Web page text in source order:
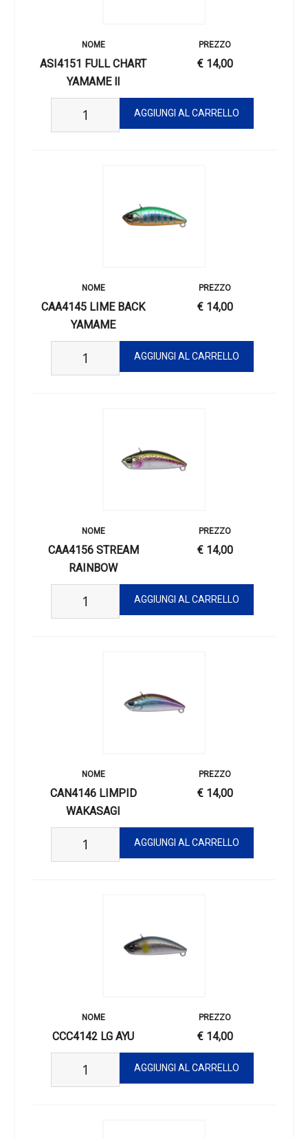
ASI4151 FULL CHART
YAMAME Ⅱ
€ 14,00
CAA4145 LIME BACK
YAMAME
€ 14,00
CAA4156 STREAM
RAINBOW
€ 14,00
CAN4146 LIMPID
WAKASAGI
€ 14,00
CCC4142 LG AYU € 14,00